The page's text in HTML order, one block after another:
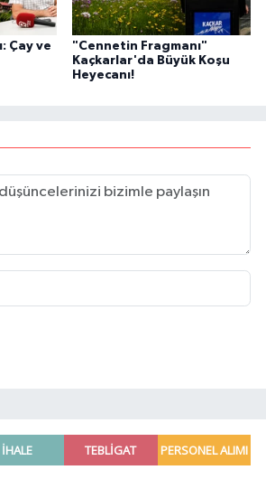
Çay ve
"Cennetin Fragmanı"
Kaçkarlar'da Büyük Koşu
Heyecanı!